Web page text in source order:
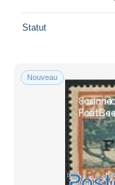
Statut
Nouveau